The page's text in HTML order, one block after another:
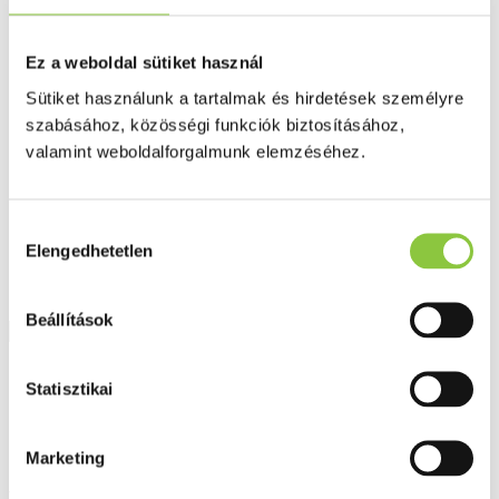
Ez a weboldal sütiket használ
Sütiket használunk a tartalmak és hirdetések személyre
szabásához, közösségi funkciók biztosításához,
valamint weboldalforgalmunk elemzéséhez.
kiválasztása
Elengedhetetlen
Beállítások
Statisztikai
Marketing
Fog és szájápolás
Szájvíz
Fogkefe
Fogselyem
Műfogsor ápolás
Fogfehérítés
Könyvek
BioCo Omega-3 1500 mg koncentrátum kapszula 30 db